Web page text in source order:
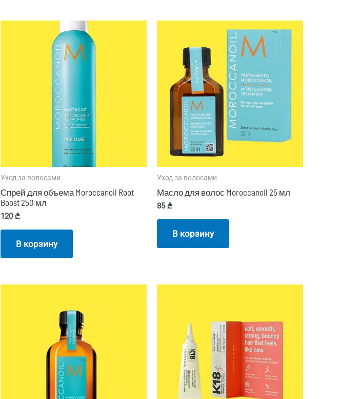
Уход за волосами
Спрей для объема Moroccanoil Root
Boost 250 мл
120₾
В корзину
Уход за волосами
Масло для волос Moroccanoil 25 мл
85₾
В корзину